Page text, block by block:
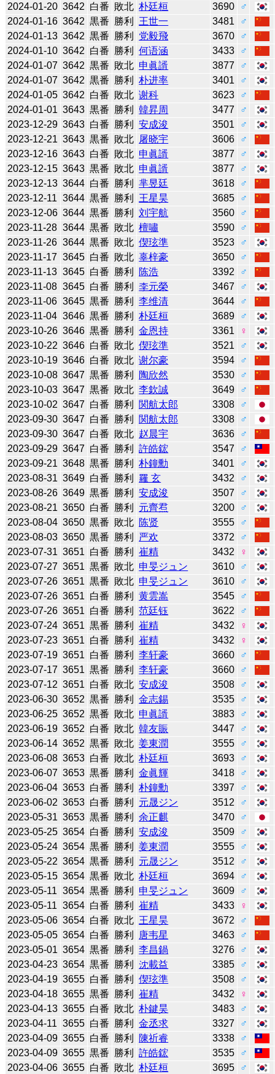
2024-01-20 3642 白番 敗北 朴廷桓 3690
♂
2024-01-16 3642 黒番 勝利 王世一 3481
♂
2024-01-13 3642 黒番 勝利 党毅飛 3670
♂
2024-01-10 3642 白番 勝利 何语涵 3433
♂
2024-01-07 3642 黒番 敗北 申眞諝 3877
♂
2024-01-07 3642 黒番 勝利 朴进率 3401
♂
2024-01-05 3642 白番 敗北 谢科 3623
♂
2024-01-01 3643 黒番 勝利 韓昇周 3477
♂
2023-12-29 3643 白番 勝利 安成浚 3501
♂
2023-12-21 3643 黒番 敗北 屠晓宇 3606
♂
2023-12-16 3643 白番 敗北 申眞諝 3877
♂
2023-12-15 3643 黒番 敗北 申眞諝 3877
♂
2023-12-13 3644 白番 勝利 芈昱廷 3618
♂
2023-12-11 3644 黒番 勝利 王星昊 3685
♂
2023-12-06 3644 黒番 勝利 刘宇航 3560
♂
2023-11-28 3644 黒番 敗北 檀嘯 3590
♂
2023-11-26 3644 黒番 敗北 偰玹準 3523
♂
2023-11-17 3645 白番 敗北 辜梓豪 3650
♂
2023-11-13 3645 白番 勝利 陈浩 3392
♂
2023-11-08 3645 白番 勝利 李元榮 3467
♂
2023-11-06 3645 黒番 勝利 李维清 3644
♂
2023-11-04 3646 黒番 勝利 朴廷桓 3689
♂
2023-10-26 3646 黒番 勝利 金恩持 3361
♀
2023-10-22 3646 白番 敗北 偰玹準 3521
♂
2023-10-19 3646 白番 敗北 谢尔豪 3594
♂
2023-10-08 3647 黒番 勝利 陶欣然 3530
♂
2023-10-03 3647 黒番 敗北 李欽誠 3649
♂
2023-10-02 3647 白番 勝利 関航太郎 3308
♂
2023-09-30 3647 白番 勝利 関航太郎 3308
♂
2023-09-30 3647 白番 敗北 赵晨宇 3636
♂
2023-09-29 3647 白番 勝利 許皓鋐 3547
♂
2023-09-21 3648 黒番 勝利 朴鐘勳 3401
♂
2023-08-31 3649 白番 勝利 羅 玄 3432
♂
2023-08-26 3649 黒番 勝利 安成浚 3507
♂
2023-08-21 3650 白番 勝利 元齊焄 3200
♂
2023-08-04 3650 黒番 敗北 陈贤 3555
♂
2023-08-03 3650 黒番 勝利 严欢 3372
♂
2023-07-31 3651 白番 勝利 崔精 3432
♀
2023-07-27 3651 黒番 敗北 申旻ジュン 3610
♂
2023-07-26 3651 黒番 敗北 申旻ジュン 3610
♂
2023-07-26 3651 白番 勝利 黄雲嵩 3545
♂
2023-07-26 3651 白番 勝利 范廷钰 3622
♂
2023-07-24 3651 黒番 勝利 崔精 3432
♀
2023-07-23 3651 白番 勝利 崔精 3432
♀
2023-07-19 3651 白番 勝利 李轩豪 3660
♂
2023-07-17 3651 黒番 勝利 李轩豪 3660
♂
2023-07-12 3651 白番 敗北 安成浚 3508
♂
2023-06-30 3652 黒番 勝利 金志錫 3535
♂
2023-06-25 3652 黒番 敗北 申眞諝 3883
♂
2023-06-19 3652 白番 敗北 韓友賑 3447
♂
2023-06-14 3652 黒番 敗北 姜東潤 3555
♂
2023-06-08 3653 白番 敗北 朴廷桓 3693
♂
2023-06-07 3653 黒番 勝利 金眞輝 3418
♂
2023-06-04 3653 白番 勝利 朴鐘勳 3397
♂
2023-06-02 3653 白番 勝利 元晟ジン 3512
♂
2023-05-31 3653 黒番 勝利 余正麒 3470
♂
2023-05-25 3654 白番 勝利 安成浚 3509
♂
2023-05-24 3654 黒番 勝利 姜東潤 3555
♂
2023-05-22 3654 黒番 勝利 元晟ジン 3512
♂
2023-05-15 3654 黒番 敗北 朴廷桓 3694
♂
2023-05-11 3654 黒番 勝利 申旻ジュン 3609
♂
2023-05-11 3654 白番 勝利 崔精 3433
♀
2023-05-06 3654 白番 敗北 王星昊 3672
♂
2023-05-05 3654 白番 勝利 唐韦星 3463
♂
2023-05-01 3654 黒番 勝利 李昌鍋 3276
♂
2023-04-23 3654 黒番 勝利 沈載益 3385
♂
2023-04-19 3655 白番 勝利 偰玹準 3508
♂
2023-04-18 3655 黒番 勝利 崔精 3432
♀
2023-04-13 3655 白番 敗北 朴鍵昊 3483
♂
2023-04-11 3655 白番 勝利 金丞求 3327
♂
2023-04-09 3655 白番 勝利 陳祈睿 3338
♂
2023-04-09 3655 黒番 勝利 許皓鋐 3535
♂
2023-04-06 3655 白番 敗北 朴廷桓 3695 ♂